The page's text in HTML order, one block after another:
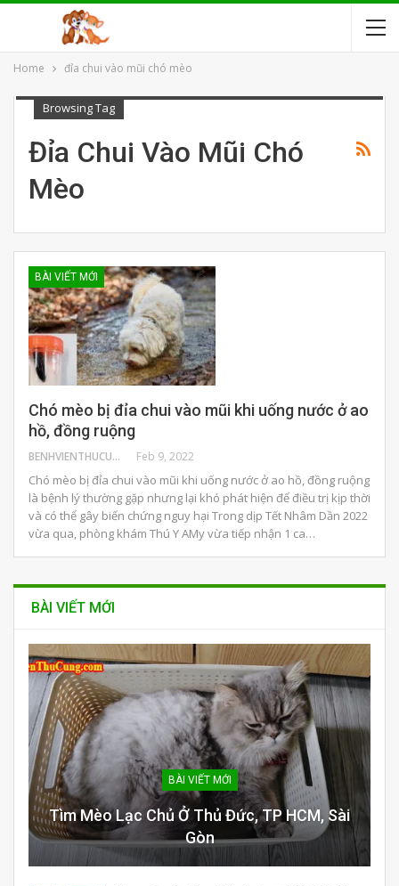
Home đỉa chui vào mũi chó mèo
Browsing Tag
Đỉa Chui Vào Mũi Chó
Mèo
BÀI VIẾT MỚI
Chó mèo bị đỉa chui vào mũi khi uống nước ở ao
hồ, đồng ruộng
BENHVIENTHUCUNG Feb 9, 2022
Chó mèo bị đỉa chui vào mũi khi uống nước ở ao hồ, đồng ruộng
là bệnh lý thường gặp nhưng lại khó phát hiện để điều trị kịp thời
và có thể gây biến chứng nguy hại Trong dịp Tết Nhâm Dần 2022
vừa qua, phòng khám Thú Y AMy vừa tiếp nhận 1 ca…
BÀI VIẾT MỚI
BÀI VIẾT MỚI
Tìm Mèo Lạc Chủ Ở Thủ Đức, TP HCM, Sài
Gòn